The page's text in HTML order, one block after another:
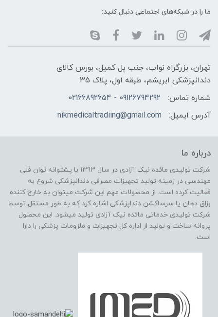
ما را در شبکه‌های اجتماعی دنبال کنید:
تهران، بزرگراه نواب، جنب پل کمیل، بورس کالای
دندانپزشکی ابریشم، طبقه اول، پلاک 35
شماره تماس:
09126794292 - 02166892654
آدرس ایمیل:
nikmedicaltradiing@gmail.com
درباره ما
شرکت تولیدی مائده نیک آزادی در سال 1393 با پشتوانه توان فنی
مهندسی در زمینه تولید تجهیزات مصرفی دندانپزشکی شروع به
فعالیت کرده است. از محصولات مهم این شرکت میتوان به خارج کننده
بزاق دهان یا سرساکشن دنداپزشکی اشاره کرد که به طور مستقل توسط
شرکت تولیدی خدماتی مائده نیک آزادی تولید میشود. این محصول
پروانه ساخت و تولید از اداره کل تجهیزات و ملزومات پزشکی را دارا
است.